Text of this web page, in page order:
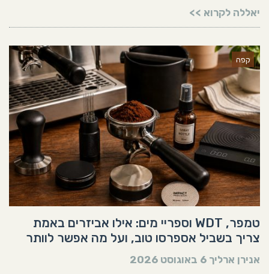
יאללה לקרוא >>
קפה
טמפר, WDT וספריי מים: אילו אביזרים באמת
צריך בשביל אספרסו טוב, ועל מה אפשר לוותר
אנירן ארליך 6 באוגוסט 2026